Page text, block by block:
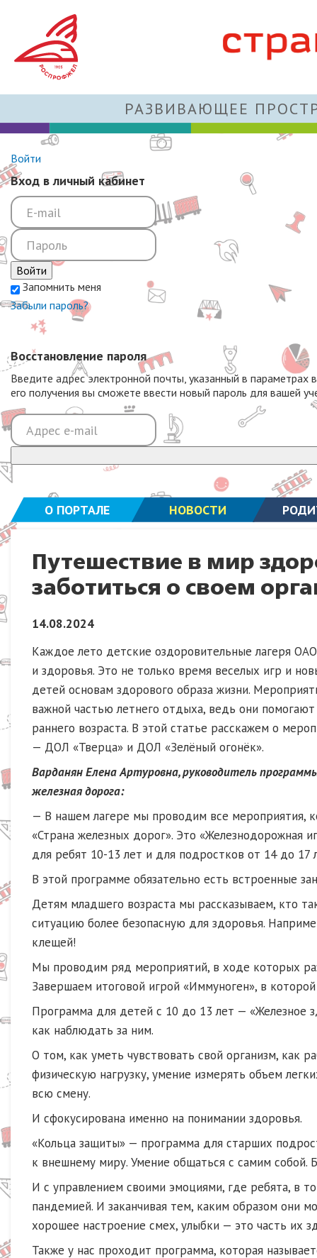
РАЗВИВАЮЩЕЕ
Войти
Вход в личный кабинет
Войти
Запомнить меня
Забыли пароль?
Восстановление пароля
Введите адрес электронной почты, указанный в
его получения вы сможете ввести новый пароль для вашей
О ПОРТАЛЕ НОВОСТИ
Путешествие в мир
заботиться о своем
14.08.2024
Каждое лето детские оздоровительные лагеря
и здоровья. Это не только время веселых игр и
детей основам здорового образа жизни.
важной частью летнего отдыха, ведь они
раннего возраста. В этой статье расскажем о
— ДОЛ «Тверца» и ДОЛ «Зелёный огонёк».
Варданян Елена Артуровна, руководитель
железная дорога:
— В нашем лагере мы проводим все мероприятия,
«Страна железных дорог». Это «Железнодорожная
для ребят 10-13 лет и для подростков от 14 до 17
В этой программе обязательно есть встроенные
Детям младшего возраста мы рассказываем, кто
ситуацию более безопасную для здоровья.
клещей!
Мы проводим ряд мероприятий, в ходе которых
Завершаем итоговой игрой «Иммуноген», в
Программа для детей с 10 до 13 лет — «Железное
как наблюдать за ним.
О том, как уметь чувствовать свой организм, как
физическую нагрузку, умение измерять объем
всю смену.
И сфокусирована именно на понимании здоровья.
«Кольца защиты» — программа для старших
к внешнему миру. Умение общаться с самим собой.
И с управлением своими эмоциями, где ребята, в
пандемией. И заканчивая тем, каким образом они
хорошее настроение смех, улыбки — это часть их
Также у нас проходит программа, которая